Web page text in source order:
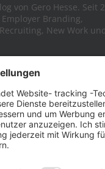
von Gero Hesse. Seit
Branding,
New Work